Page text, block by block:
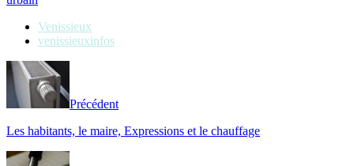
Venissieux
venissieuxinfos
Précédent
Les habitants, le maire, Expressions et le chauffage